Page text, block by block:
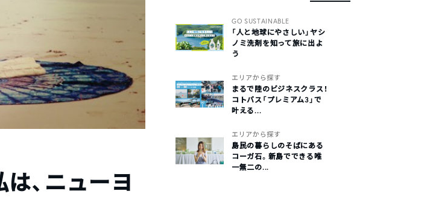
、ニューヨ
GO SUSTAINABLE
「人と地球にやさしい」ヤシ
ノミ洗剤を知って旅に出よ
う
エリアから探す
まるで陸のビジネスクラス！
コトバス「プレミアム3」で
叶える...
エリアから探す
島民の暮らしのそばにある
コーガ石。新島でできる唯
一無二の...